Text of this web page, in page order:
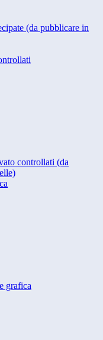
(da pubblicare in
controllati (da
grafica